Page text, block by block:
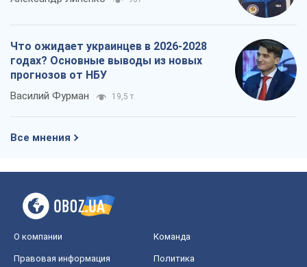
Что ожидает украинцев в 2026-2028
годах? Основные выводы из новых
прогнозов от НБУ
Василий Фурман 19,5 т.
Все мнения
О компании Команда
Правовая информация
Политика